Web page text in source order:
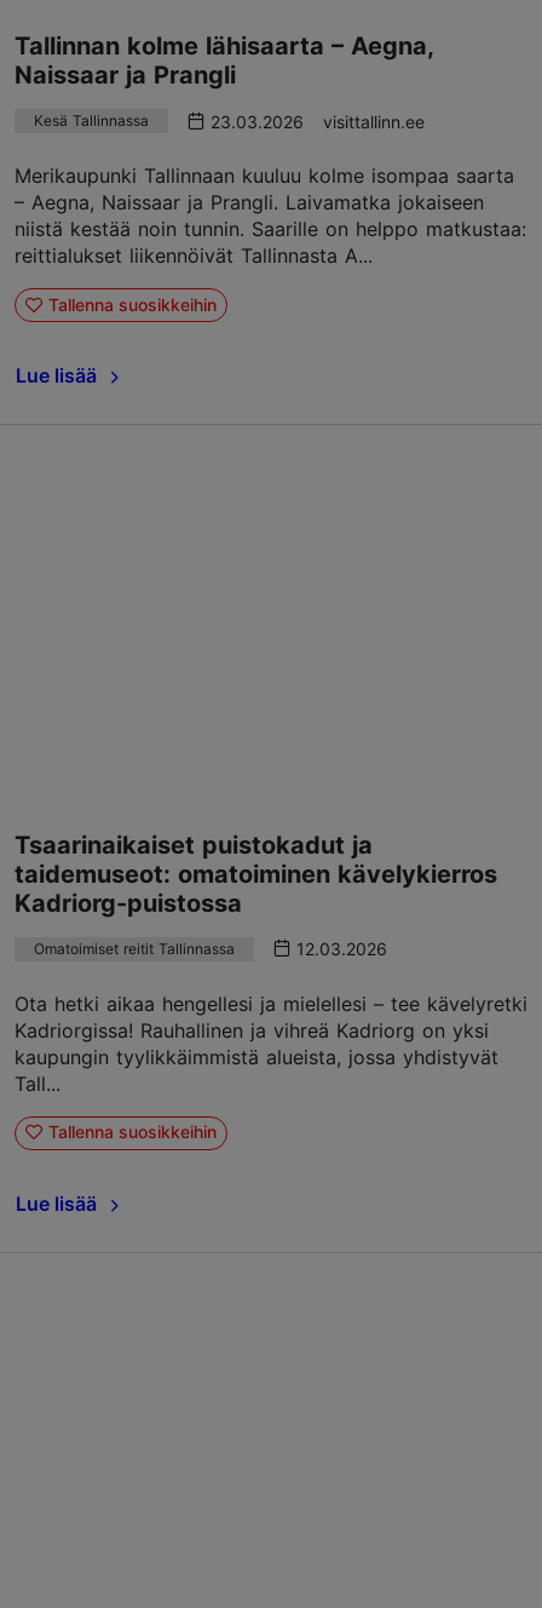
Tallinnan kolme lähisaarta – Aegna,
Naissaar ja Prangli
Kesä Tallinnassa 23.03.2026 visittallinn.ee
Merikaupunki Tallinnaan kuuluu kolme isompaa saarta
– Aegna, Naissaar ja Prangli. Laivamatka jokaiseen
niistä kestää noin tunnin. Saarille on helppo matkustaa:
reittialukset liikennöivät Tallinnasta A...
Tallenna suosikkeihin
Lue lisää
Tsaarinaikaiset puistokadut ja
taidemuseot: omatoiminen kävelykierros
Kadriorg-puistossa
Omatoimiset reitit Tallinnassa 12.03.2026
Ota hetki aikaa hengellesi ja mielellesi – tee kävelyretki
Kadriorgissa! Rauhallinen ja vihreä Kadriorg on yksi
kaupungin tyylikkäimmistä alueista, jossa yhdistyvät
Tall...
Tallenna suosikkeihin
Lue lisää